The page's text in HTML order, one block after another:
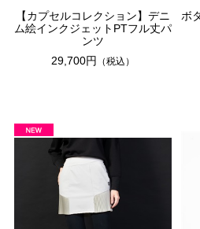
【カプセルコレクション】デニ
ム絵インクジェットPTフル丈パ
ンツ
29,700円
（税込）
ボ